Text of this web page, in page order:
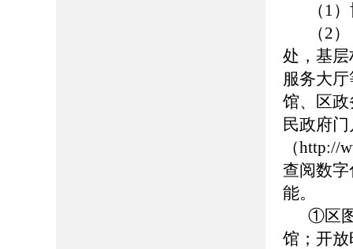
（1
（2
处，基
服务大
馆、区
民政府
（http://
查阅数
能。
①区
馆；开